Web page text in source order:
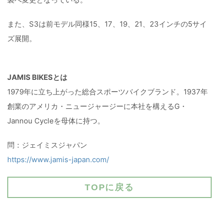
また、S3は前モデル同様15、17、19、21、23インチの5サイ
ズ展開。
JAMIS BIKESとは
1979年に立ち上がった総合スポーツバイクブランド。1937年
創業のアメリカ・ニュージャージーに本社を構えるG・
Jannou Cycleを母体に持つ。
問：ジェイミスジャパン
https://www.jamis-japan.com/
TOPに戻る